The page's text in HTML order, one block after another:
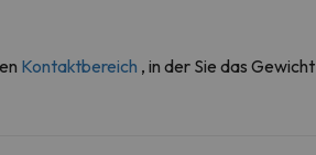
Kontaktbereich , in der Sie das Gewicht